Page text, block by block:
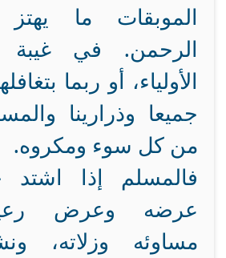
الموبقات ما
الرحمن. في
الأولياء، أو ربما
جميعا وذرارينا
من كل سوء ومكروه.
فالمسلم إذا اشتد
عرضه وعرض
مساوئه وزلاته،